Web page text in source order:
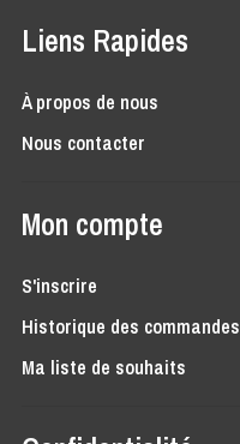
Liens Rapides
À propos de nous
Nous contacter
Mon compte
S'inscrire
Historique des commandes
Ma liste de souhaits